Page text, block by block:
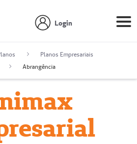
Login
Planos Empresariais
Abrangência